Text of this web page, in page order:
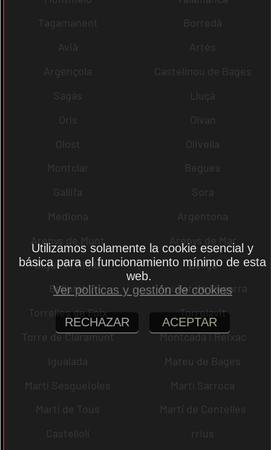
Tagamanent
Borredà
Avià
Artés
Argençola
Castellnou de Bages
Sagàs
Lluçà
Orís
Olvan
Olost
Olivella
Montclar
Begues
Gallifa
Sora
Mediona
Argentona
Arenys de Munt
Arenys de Mar
Bigues i Riells
Berga
Bellprat
Aguilar de Segarra
Torrelles de Foix
Torrelavit
Torre de Claramunt
Montcada i Reixac
Igualada
Mateu de Bages
Martí Sesgueioles
Martí Sarroca
Martí de Tous
Martí de Centelles
Castellolí
rrius
Utilizamos solamente la cookie esencial y
básica para el funcionamiento mínimo de esta
web.
Ver políticas y gestión de cookies
RECHAZAR ACEPTAR